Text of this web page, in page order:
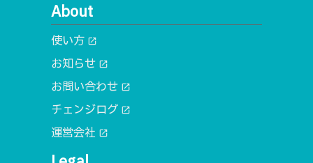
About
使い方 open_in_new
お知らせ open_in_new
お問い合わせ open_in_new
チェンジログ open_in_new
運営会社 open_in_new